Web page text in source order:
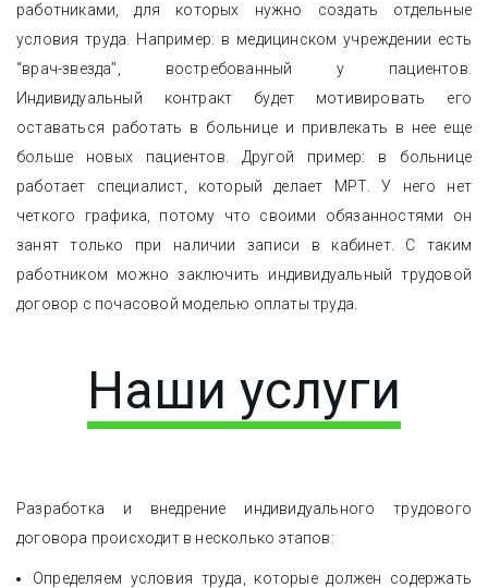
работниками, для которых нужно создать отдельные
условия труда. Например: в медицинском учреждении есть
“врач-звезда”, востребованный у пациентов.
Индивидуальный контракт будет мотивировать его
оставаться работать в больнице и привлекать в нее еще
больше новых пациентов. Другой пример: в больнице
работает специалист, который делает МРТ. У него нет
четкого графика, потому что своими обязанностями он
занят только при наличии записи в кабинет. С таким
работником можно заключить индивидуальный трудовой
договор с почасовой моделью оплаты труда.
Наши услуги
Разработка и внедрение индивидуального трудового
договора происходит в несколько этапов:
Определяем условия труда, которые должен содержать